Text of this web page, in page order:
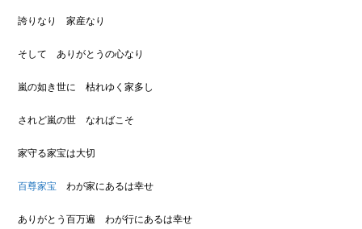
誇りなり 家産なり
そして ありがとうの心なり
嵐の如き世に 枯れゆく家多し
されど嵐の世 なればこそ
家守る家宝は大切
百尊家宝 わが家にあるは幸せ
ありがとう百万遍 わが行にあるは幸せ